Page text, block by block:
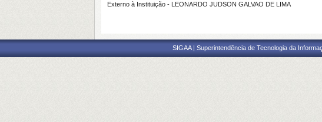
Externo à Instituição - LEONARDO JUDSON GALVAO DE LIMA
SIGAA | Superintendência de Tecnologia da